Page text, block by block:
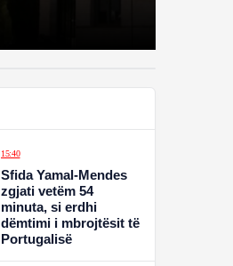
15:40
Sfida Yamal-Mendes
zgjati vetëm 54
minuta, si erdhi
dëmtimi i mbrojtësit të
Portugalisë